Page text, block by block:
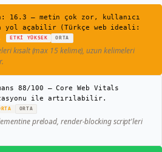
16.3 — metin çok zor, kullanıcı
yol açabilir (Türkçe web ideali:
ETKI YÜKSEK ORTA
kısalt (max 15 kelime), uzun kelimeleri
88/100 — Core Web Vitals
ile artırılabilir.
ORTA
preload, render-blocking script'leri